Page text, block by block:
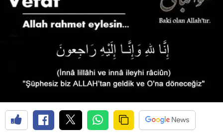
Diyarbakır
Edirne
Elazığ
Erzincan
Erzurum
Eskişehir